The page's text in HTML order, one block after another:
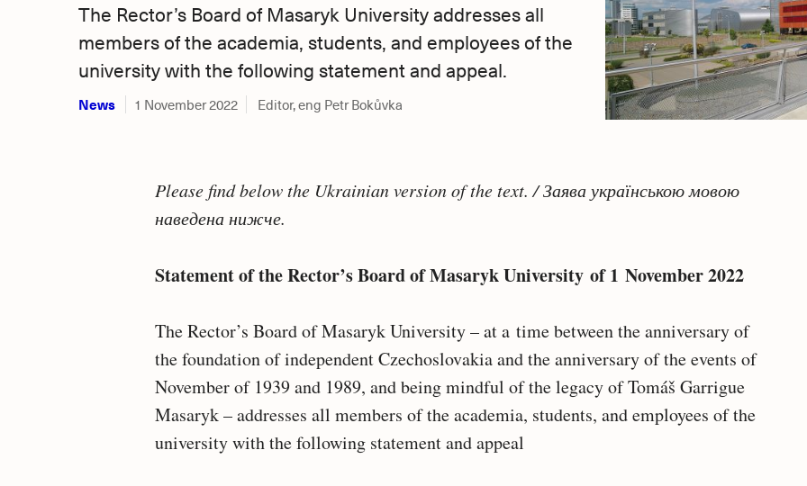
The Rector’s Board of Masaryk University addresses all
members of the academia, students, and employees of the
university with the following statement and appeal.
News 1 November 2022 Editor, eng Petr Bokůvka
Please find below the Ukrainian version of the text. / Заява українською мовою
наведена нижче.
Statement of the Rector’s Board of Masaryk University of 1 November 2022
The Rector’s Board of Masaryk University – at a time between the anniversary of
the foundation of independent Czechoslovakia and the anniversary of the events of
November of 1939 and 1989, and being mindful of the legacy of Tomáš Garrigue
Masaryk – addresses all members of the academia, students, and employees of the
university with the following statement and appeal